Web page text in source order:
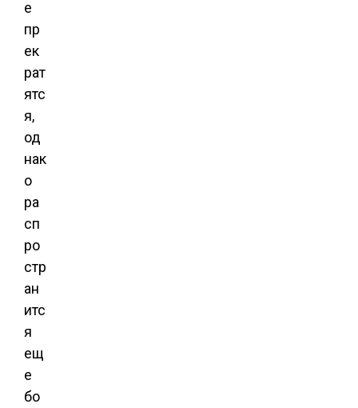
е
пр
ек
рат
ятс
я,
од
нак
о
ра
сп
ро
стр
ан
итс
я
ещ
е
бо